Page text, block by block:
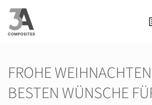
eingeben
FROHE
BESTEN WÜNSCHE